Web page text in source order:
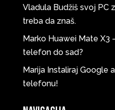
Vladula Budžiš svoj PC
treba da znaš.
Marko Huawei Mate X3
telefon do sad?
Marija Instaliraj Google
telefonu!